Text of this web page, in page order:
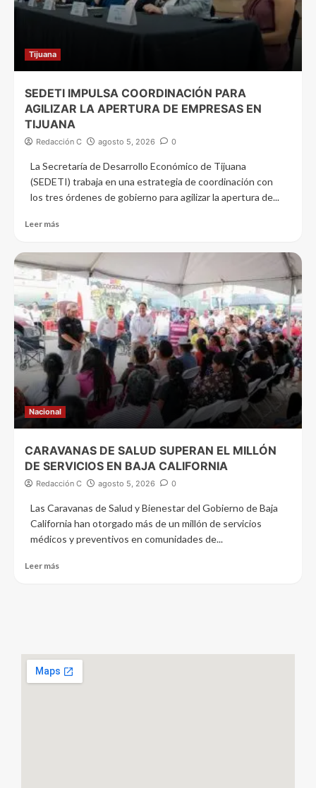
Tijuana
SEDETI IMPULSA COORDINACIÓN PARA
AGILIZAR LA APERTURA DE EMPRESAS EN
TIJUANA
Redacción C agosto 5, 2026 0
La Secretaría de Desarrollo Económico de Tijuana
(SEDETI) trabaja en una estrategia de coordinación con
los tres órdenes de gobierno para agilizar la apertura de...
Leer más
Nacional
CARAVANAS DE SALUD SUPERAN EL MILLÓN
DE SERVICIOS EN BAJA CALIFORNIA
Redacción C agosto 5, 2026 0
Las Caravanas de Salud y Bienestar del Gobierno de Baja
California han otorgado más de un millón de servicios
médicos y preventivos en comunidades de...
Leer más